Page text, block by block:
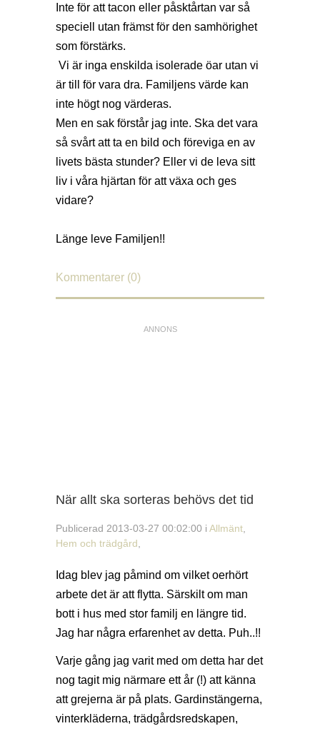
Inte för att tacon eller påsktårtan var så
speciell utan främst för den samhörighet
som förstärks.
Vi är inga enskilda isolerade öar utan vi
är till för vara dra. Familjens värde kan
inte högt nog värderas.
Men en sak förstår jag inte. Ska det vara
så svårt att ta en bild och föreviga en av
livets bästa stunder? Eller vi de leva sitt
liv i våra hjärtan för att växa och ges
vidare?
Länge leve Familjen!!
Kommentarer (0)
När allt ska sorteras behövs det tid
Publicerad 2013-03-27 00:02:00 i Allmänt
Hem och trädgård
Idag blev jag påmind om vilket oerhört
arbete det är att flytta. Särskilt om man
bott i hus med stor familj en längre tid.
Jag har några erfarenhet av detta. Puh..!!
Varje gång jag varit med om detta har det
nog tagit mig närmare ett år (!) att känna
att grejerna är på plats. Gardinstängerna,
vinterkläderna, trädgårdsredskapen,